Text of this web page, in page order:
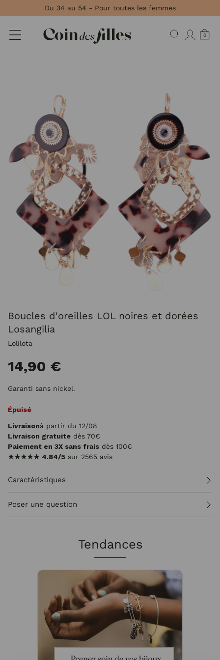
Du 34 au 54 - Pour toutes les femmes
0
Boucles d'oreilles LOL noires et dorées
Losangilia
Lolilota
14,90 €
Garanti sans nickel.
Épuisé
Livraisonà partir du 12/08
Livraison gratuite dès 70€
Paiement en 3X sans frais dès 100€
★★★★★ 4.84/5 sur 2565 avis
Caractéristiques
Poser une question
Tendances
Panneau de gestion des cookies